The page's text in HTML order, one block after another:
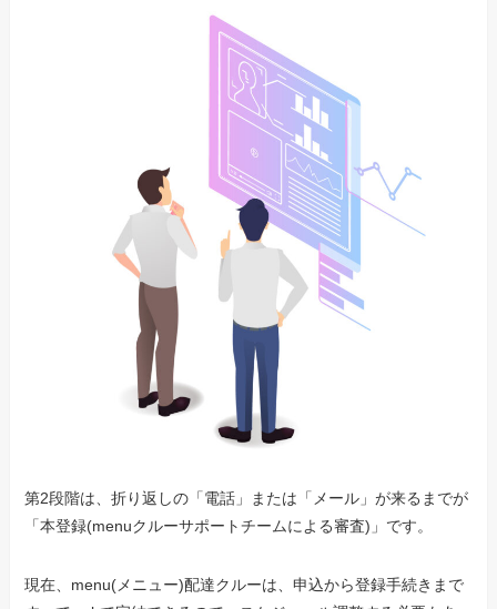
第2段階は、折り返しの「電話」または「メール」が来るまでが
「本登録(menuクルーサポートチームによる審査)」です。
現在、menu(メニュー)配達クルーは、申込から登録手続きまで